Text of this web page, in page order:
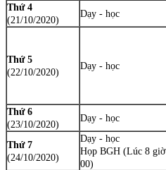
Thứ 4
(21/10/2020)
Dạy - học
Thứ 5
(22/10/2020)
Dạy - học
Thứ 6
(23/10/2020)
Dạy - học
Thứ 7
(24/10/2020)
Dạy - học
Họp BGH (Lúc 8 giờ
00)